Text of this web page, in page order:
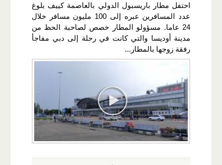
احتفل مطار باريسبول الدولي بالعاصمة كييف بلوغ
عدد المسافرين عبره إلى 100 مليون مسافر خلال
24 عاما. مسؤولو المطار خصص لصاحبة الحظ من
مدينة أوديسا والتي كانت في رحلة إلى دبي مفاجأ
رفقة زوجها بالمطار...